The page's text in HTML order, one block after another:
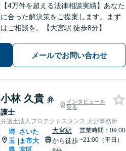
【4万件を超える法律相談実績】あなた
に合った解決策をご提案します。まず
はご相談を。【大宮駅 徒歩8分】
メールでお問い合わせ
小林 久貴 弁
護士
インタビューを
見る
弁護士法人プロテクトスタンス 大宮事務所
埼
玉 |
さいた
ま市大
大宮駅
から徒歩
営業時間：09:00
~21:00（平日）